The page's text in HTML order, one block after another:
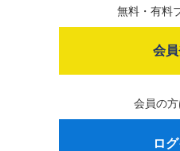
無料・有料
会
会員の
ロ